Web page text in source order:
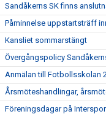
Sandåkerns SK finns
Påminnelse uppstartsträff
Kansliet sommarstängt
Övergångspolicy
Anmälan till Fotbollsskolan
Årsmöteshandlingar,
Föreningsdagar på